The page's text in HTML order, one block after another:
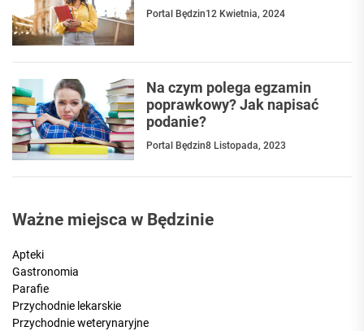
Portal Będzin12 Kwietnia, 2024
Na czym polega egzamin
poprawkowy? Jak napisać
podanie?
Portal Będzin8 Listopada, 2023
Ważne miejsca w Będzinie
Apteki
Gastronomia
Parafie
Przychodnie lekarskie
Przychodnie weterynaryjne